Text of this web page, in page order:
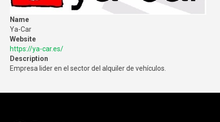
Name
Ya-Car
Website
https://ya-car.es/
Description
Empresa lider en el sector del alquiler de vehículos.